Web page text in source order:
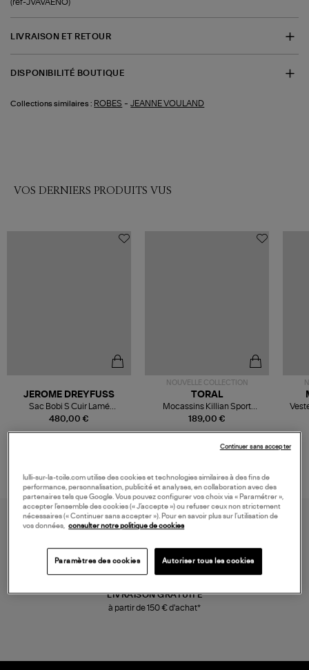
(ref-JVAVAENO)
LIVRAISON ET RETOUR
DISPONIBILITÉ BOUTIQUE
Collections similaires : ROBES -JEANNE VOULAND
VOS DERNIERS PRODUITS VUS
480,00 €
JEROME DREYFUSS
Sac Bobi S Cuir Lamé
Champagne
NOUVELLE COLLECTION
189,00 €
TORAL
Mocassins Killian Sport
Mousse
LIVRAISON GRATUITE
à partir de 150 € d'achat*
lulli-sur-la-toile.com utilise des cookies et technologies similaires à des fins de
performance, personnalisation, publicité et analyses, en collaboration avec des
partenaires tels que Google. Vous pouvez configurer vos choix via « Paramétrer »,
accepter l’ensemble des cookies (« J’accepte ») ou refuser ceux non strictement
nécessaires (« Continuer sans accepter »). Pour en savoir plus sur l’utilisation de
vos données,
consulter notre politique de cookies
Paramètres des cookies Autoriser tous les cookies
Continuer sans accepter